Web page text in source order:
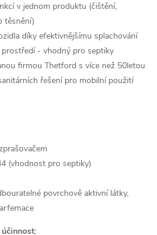
v jednom produktu (čištění,
těsnění)
díky efektivnějšímu splachování
- vhodný pro septiky
firmou Thetford s více než 50letou
řešení pro mobilní použití
(vhodnost pro septiky)
povrchově aktivní látky,